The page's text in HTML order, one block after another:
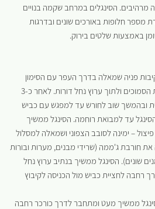
מרהיבים. הסינגלים במרחב שקמה בנויים
חלופות באורכים שונים ובדרגות
באמצעות שלטים בירוק.
פניה שמאלה בדרך העפר עם הסימון
לסינגל לתוך החורש, דרך השדות הסמוכים ולתוך ערוץ נחל דורות. לאחר כ-3
ובהמשך שוב לחורש עד למפגש עם כביש
הסינגל עד למבואת רוחמה. הסינגל ממשיך
– ימינה לסובב הצפוני ושמאלה למסלול
חורבת ג'ממה (שרידי מבנים, מערות ובורות
שונים). הסינגל ממשיך בנתיב ערוץ נחל
רחבה לחציית כביש מול הכניסה לקיבוץ
ממשיך מעט ומתחבר לדרך כורכר רחבה